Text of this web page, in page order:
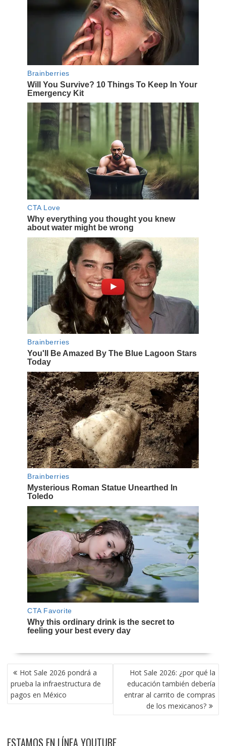
NAVEGACIÓN
DE
ENTRADAS
Hot Sale 2026 pondrá a
prueba la infraestructura de
pagos en México
Hot Sale 2026: ¿por qué la
educación también debería
entrar al carrito de compras
de los mexicanos?
ESTAMOS EN LÍNEA YOUTUBE